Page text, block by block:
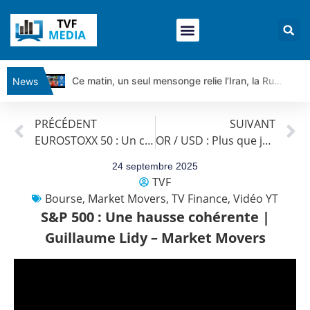
News
Ce matin, un seul mensonge relie l’Iran, la Russie et Trump | par Louis Antoine Michelet
Ce que Trump, Téhéran et Pékin ne veulent pas que vous voyiez ensemble | par Louis-Antoine Michelet
Gaza, Iran, Chine : la guerre mondiale vient de commencer | par Louis-Antoine Michelet
PRÉCÉDENT
EUROSTOXX 50 : Un contexte économique porteur | Guillaume Lidy – Market Movers
SUIVANT
OR / USD : Plus que jamais une valeur refuge | Guillaume Lidy – Market Movers
24 septembre 2025
TVF
Bourse, Market Movers, TV Finance, Vidéo YT
S&P 500 : Une hausse cohérente |
Guillaume Lidy – Market Movers